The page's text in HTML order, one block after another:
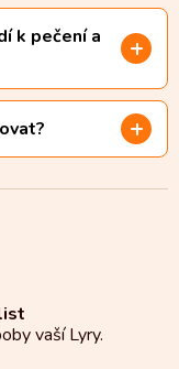
k pečení a
vaší Lyry.